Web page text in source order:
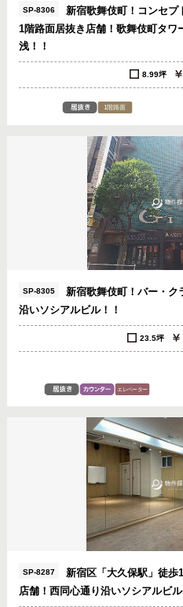
SP-8306
新宿歌舞伎町！コンセプ
1階路面居抜き店舗！歌舞伎町タワ
浅！！
8.99坪
SP-8305
新宿歌舞伎町！バー・ク
沿いソシアルビル！！
23.5坪
SP-8287
新宿区「大久保駅」徒歩
店舗！西同心通り沿いソシアルビル